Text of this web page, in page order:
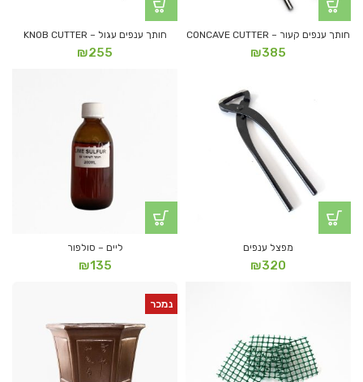
חותך ענפים קעור – CONCAVE CUTTER
₪385
חותך ענפים עגול – KNOB CUTTER
₪255
מפצל ענפים
₪320
ליים – סולפור
₪135
נמכר